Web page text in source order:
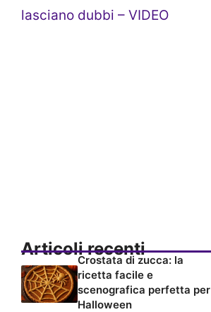
lasciano dubbi – VIDEO
Articoli recenti
Crostata di zucca: la
ricetta facile e
scenografica perfetta per
Halloween